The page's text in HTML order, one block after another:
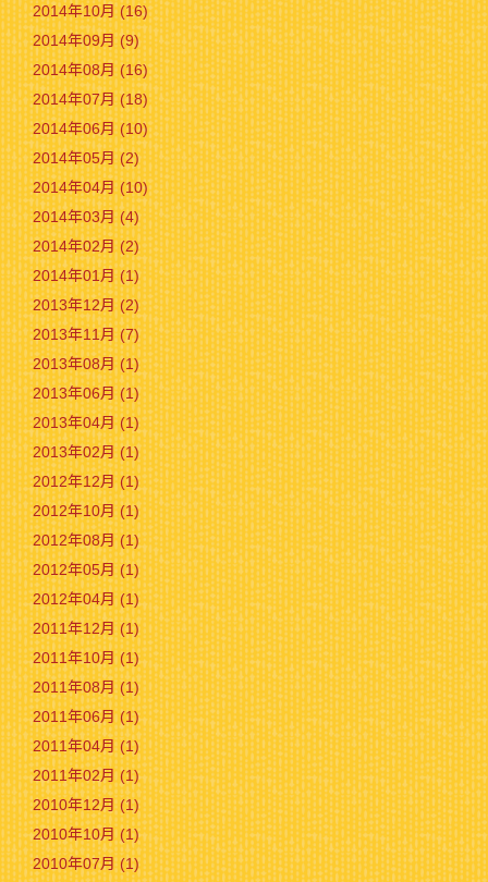
2014年10月 (16)
2014年09月 (9)
2014年08月 (16)
2014年07月 (18)
2014年06月 (10)
2014年05月 (2)
2014年04月 (10)
2014年03月 (4)
2014年02月 (2)
2014年01月 (1)
2013年12月 (2)
2013年11月 (7)
2013年08月 (1)
2013年06月 (1)
2013年04月 (1)
2013年02月 (1)
2012年12月 (1)
2012年10月 (1)
2012年08月 (1)
2012年05月 (1)
2012年04月 (1)
2011年12月 (1)
2011年10月 (1)
2011年08月 (1)
2011年06月 (1)
2011年04月 (1)
2011年02月 (1)
2010年12月 (1)
2010年10月 (1)
2010年07月 (1)